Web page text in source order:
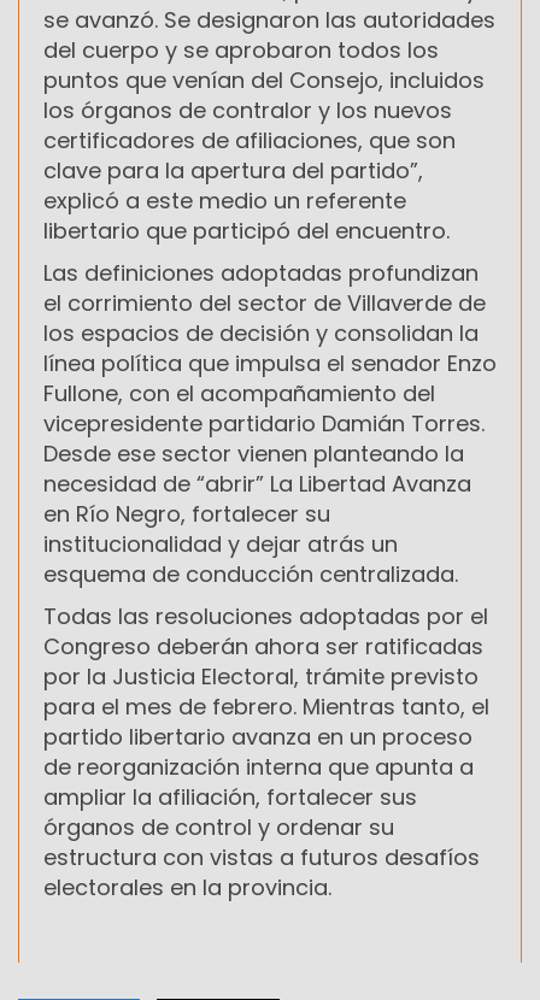
se avanzó. Se designaron las autoridades
del cuerpo y se aprobaron todos los
puntos que venían del Consejo, incluidos
los órganos de contralor y los nuevos
certificadores de afiliaciones, que son
clave para la apertura del partido”,
explicó a este medio un referente
libertario que participó del encuentro.
Las definiciones adoptadas profundizan
el corrimiento del sector de Villaverde de
los espacios de decisión y consolidan la
línea política que impulsa el senador Enzo
Fullone, con el acompañamiento del
vicepresidente partidario Damián Torres.
Desde ese sector vienen planteando la
necesidad de “abrir” La Libertad Avanza
en Río Negro, fortalecer su
institucionalidad y dejar atrás un
esquema de conducción centralizada.
Todas las resoluciones adoptadas por el
Congreso deberán ahora ser ratificadas
por la Justicia Electoral, trámite previsto
para el mes de febrero. Mientras tanto, el
partido libertario avanza en un proceso
de reorganización interna que apunta a
ampliar la afiliación, fortalecer sus
órganos de control y ordenar su
estructura con vistas a futuros desafíos
electorales en la provincia.